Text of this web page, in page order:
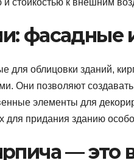
фасадные
облицовки зданий,
Они позволяют
элементы для
для придания зданию
— это